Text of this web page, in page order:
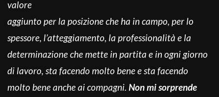
valore
aggiunto per la posizione che ha in campo, per lo
spessore, l’atteggiamento, la professionalità e la
determinazione che mette in partita e in ogni giorno
di lavoro, sta facendo molto bene e sta facendo
molto bene anche ai compagni. Non mi sorprende